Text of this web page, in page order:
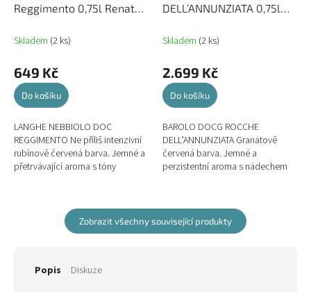
Reggimento 0,75l Renato
Skladem (2 ks)
649 Kč
Do košíku
LANGHE NEBBIOLO DOC
REGGIMENTO Ne příliš intenzivní
rubínově červená barva. Jemné a
přetrvávající aroma s tóny
DELL’ANNUNZIATA 0,75l
Skladem (2 ks)
2.699 Kč
Do košíku
BAROLO DOCG ROCCHE
DELL’ANNUNZIATA Granátově
červená barva. Jemné a
perzistentní aroma s nádechem
Zobrazit všechny související produkty
Popis Diskuze